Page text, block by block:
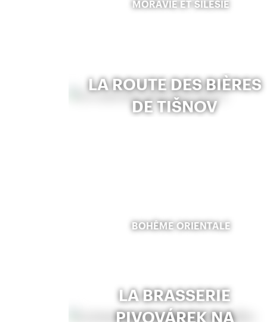
MORAVIE ET SILÉSIE
LA ROUTE DES BIÈRES
DE TIŠNOV
BOHÊME ORIENTALE
LA BRASSERIE
PIVOVÁREK NA